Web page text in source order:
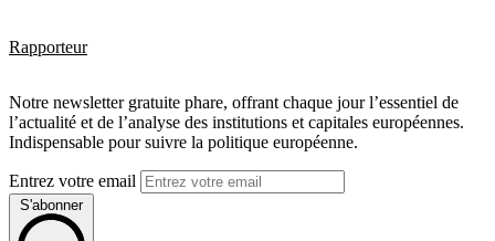
Rapporteur
Notre newsletter gratuite phare, offrant chaque jour l’essentiel de
l’actualité et de l’analyse des institutions et capitales européennes.
Indispensable pour suivre la politique européenne.
Entrez votre email
S'abonner